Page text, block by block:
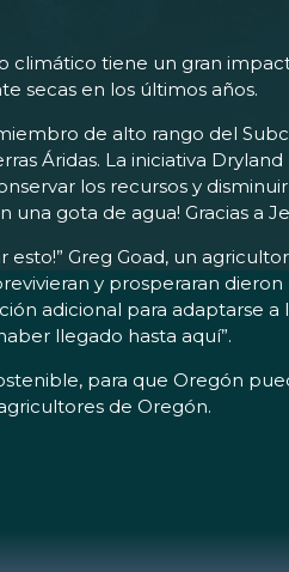
tiene un gran
secas en los últimos años.
de alto rango del
Áridas. La iniciativa
los recursos y
una gota de agua! Gracias a
esto!” Greg Goad, un
y prosperaran
adicional para adaptarse
llegado hasta aquí”.
para que Oregón
de Oregón.